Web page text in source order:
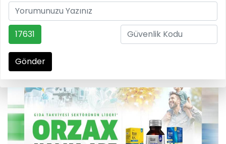
17631
Gönder